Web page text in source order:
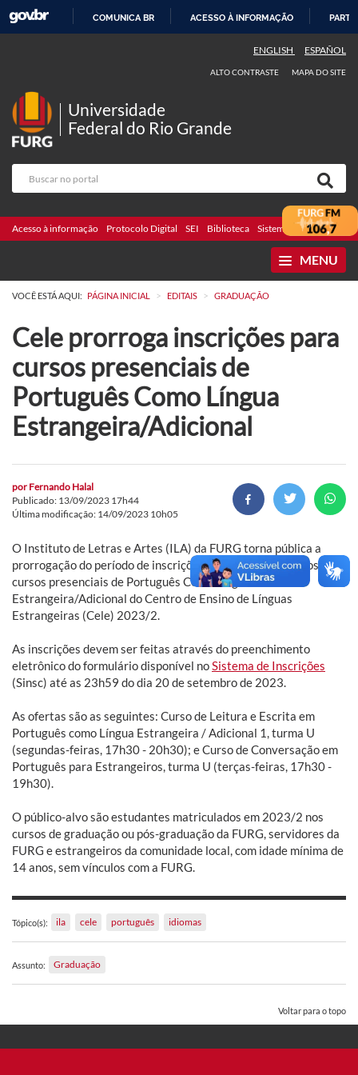
COMUNICA BR ACESSO À INFORMAÇÃO
ENGLISH ESPAÑOL
ALTO CONTRASTE MAPA DO SITE
Universidade
Federal do Rio Grande
Acesso à informação Protocolo Digital SEI Biblioteca Sistemas Webmail
MENU
VOCÊ ESTÁ AQUI: PÁGINA INICIAL > EDITAIS > GRADUAÇÃO
Cele prorroga inscrições para
cursos presenciais de
Português Como Língua
Estrangeira/Adicional
por Fernando Halal
Publicado: 13/09/2023 17h44
Última modificação: 14/09/2023 10h05
O Instituto de Letras e Artes (ILA) da FURG torna pública a
prorrogação do período de inscrições para novas vagas nos
cursos presenciais de Português Como Língua
Estrangeira/Adicional do Centro de Ensino de Línguas
Estrangeiras (Cele) 2023/2.
As inscrições devem ser feitas através do preenchimento
eletrônico do formulário disponível no Sistema de Inscrições
(Sinsc) até as 23h59 do dia 20 de setembro de 2023.
As ofertas são as seguintes: Curso de Leitura e Escrita em
Português como Língua Estrangeira / Adicional 1, turma U
(segundas-feiras, 17h30 - 20h30); e Curso de Conversação em
Português para Estrangeiros, turma U (terças-feiras, 17h30 -
19h30).
O público-alvo são estudantes matriculados em 2023/2 nos
cursos de graduação ou pós-graduação da FURG, servidores da
FURG e estrangeiros da comunidade local, com idade mínima de
14 anos, sem vínculos com a FURG.
Tópico(s): ila cele português idiomas
Assunto: Graduação
Voltar para o topo